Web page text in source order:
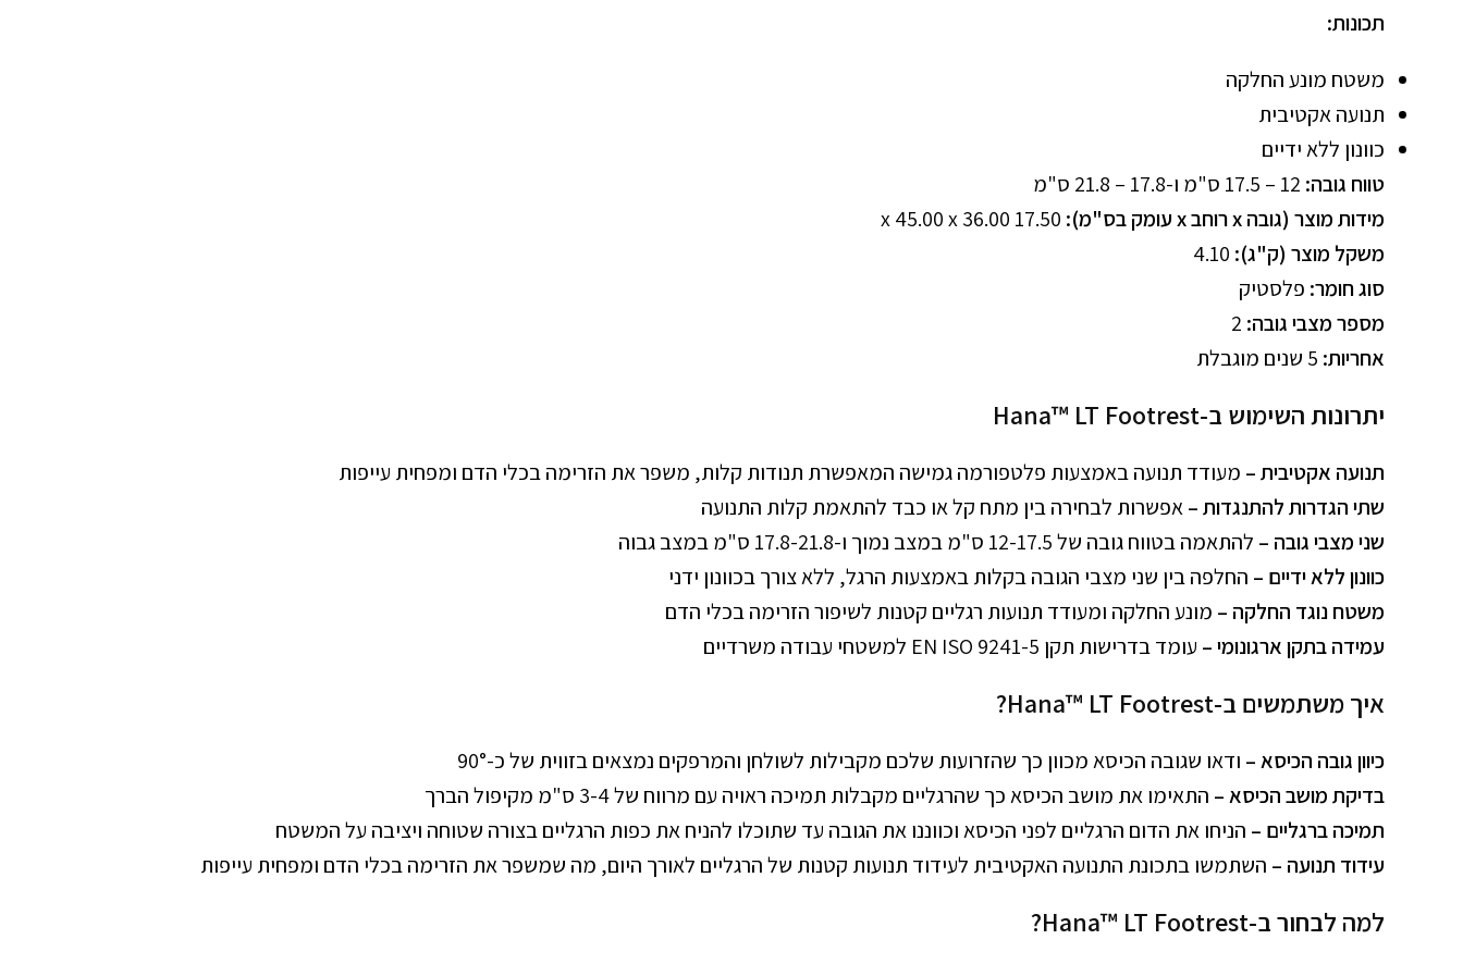
תכונות:
משטח מונע החלקה
תנועה אקטיבית
כוונון ללא ידיים
טווח גובה:
מידות מוצר (גובה x רוחב x עומק בס"מ):
משקל מוצר (ק"ג):
סוג חומר: פלסטיק
מספר מצבי גובה:
אחריות:
יתרונות השימוש ב-Hana™ LT Footrest
תנועה אקטיבית – מעודד תנועה באמצעות פלטפורמה גמישה המאפשרת תנודות קלות, משפר את הזרימה בכלי הדם ומפחית עייפות
שתי הגדרות להתנגדות –אפשרות לבחירה בין מתח קל או כבד להתאמת קלות התנועה
שני מצבי גובה – להתאמה בטווח גובה של 12-17.5 ס"מ במצב נמוך ו-17.8-21.8 ס"מ במצב גבוה
כוונון ללא ידיים – החלפה בין שני מצבי הגובה בקלות באמצעות הרגל, ללא צורך בכוונון ידני
משטח נוגד החלקה – מונע החלקה ומעודד תנועות רגליים קטנות לשיפור הזרימה בכלי הדם
עמידה בתקן ארגונומי – עומד בדרישות תקן EN ISO 9241-5 למשטחי עבודה משרדיים
איך משתמשים ב-Hana™ LT Footrest?
כיוון גובה הכיסא – ודאו שגובה הכיסא מכוון כך שהזרועות שלכם מקבילות לשולחן והמרפקים נמצאים בזווית של כ-90°
בדיקת מושב הכיסא – התאימו את מושב הכיסא כך שהרגליים מקבלות תמיכה ראויה עם מרווח של 3-4 ס"מ מקיפול הברך
תמיכה ברגליים – הניחו את הדום הרגליים לפני הכיסא וכווננו את הגובה עד שתוכלו להניח את כפות הרגליים בצורה שטוחה ויציבה על המשטח
עידוד תנועה – השתמשו בתכונת התנועה האקטיבית לעידוד תנועות קטנות של הרגליים לאורך היום, מה שמשפר את הזרימה בכלי הדם ומפחית עייפות
למה לבחור ב-Hana™ LT Footrest?